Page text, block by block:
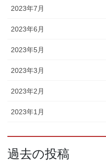
2023年7月
2023年6月
2023年5月
2023年3月
2023年2月
2023年1月
過去の投稿